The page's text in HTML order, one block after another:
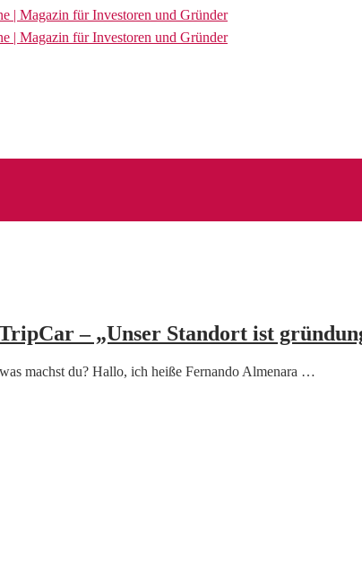
– „Unser Standort ist
machst du? Hallo, ich heiße Fernando Almenara …